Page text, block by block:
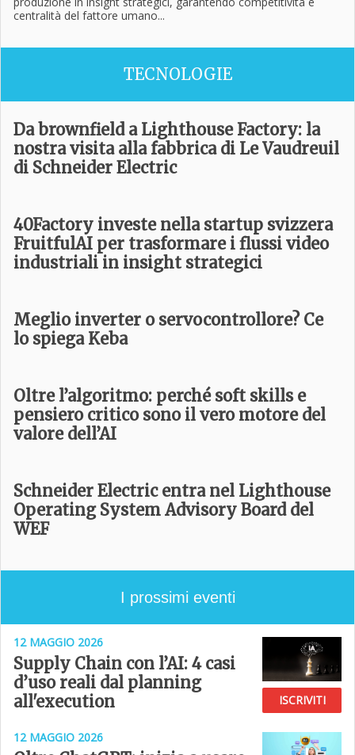
centralità del fattore umano...
TECNOLOGIE
Da brownfield a Lighthouse Factory: la
nostra visita alla fabbrica di Le Vaudreuil
di Schneider Electric
40Factory investe nella startup svizzera
FruitfulAI per trasformare i flussi video
industriali in insight strategici
Meglio inverter o servocontrollore? Ce
lo spiega Keba
Oltre l’algoritmo: perché soft skills e
pensiero critico sono il vero motore del
valore dell’AI
Schneider Electric entra nel Lighthouse
Operating System Advisory Board del
WEF
I prossimi eventi
12 MAGGIO 2026
Supply Chain con l’AI: 4 casi
d’uso reali dal planning
all'execution
ISCRIVITI
12 MAGGIO 2026